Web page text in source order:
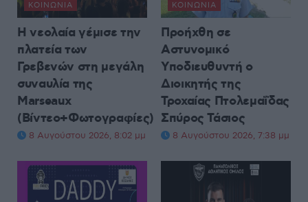
ΚΟΙΝΩΝΊΑ
Η νεολαία γέμισε την
πλατεία των
Γρεβενών στη μεγάλη
συναυλία της
Marseaux
(Βίντεο+Φωτογραφίες)
8 Αυγούστου 2026, 8:02 μμ
ΚΟΙΝΩΝΊΑ
Προήχθη σε
Αστυνομικό
Υποδιευθυντή ο
Διοικητής της
Τροχαίας Πτολεμαΐδας
Σπύρος Τάσιος
8 Αυγούστου 2026, 7:38 μμ